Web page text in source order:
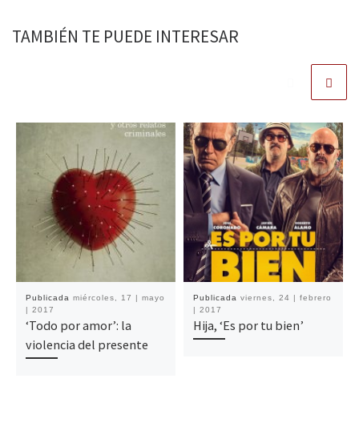
TAMBIÉN TE PUEDE INTERESAR
Publicada miércoles, 17 | mayo
| 2017
‘Todo por amor’: la
violencia del presente
Publicada viernes, 24 | febrero
| 2017
Hija, ‘Es por tu bien’